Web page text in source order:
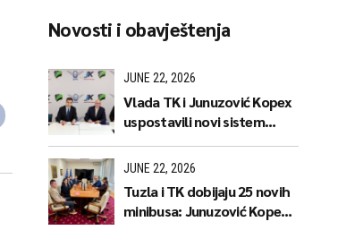
Novosti i obavještenja
JUNE 22, 2026
Vlada TK i Junuzović Kopex
uspostavili novi sistem
jeftinije karte i stabilnije
JUNE 22, 2026
Tuzla i TK dobijaju 25 novih
minibusa: Junuzović Kopex,